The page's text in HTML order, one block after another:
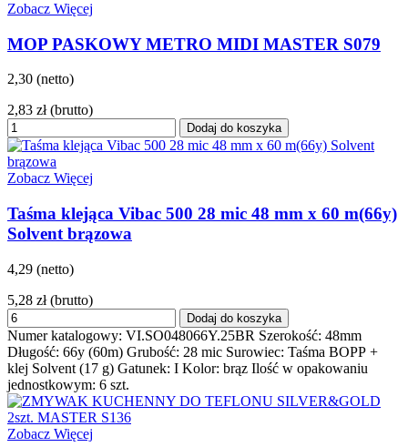
Zobacz Więcej
MOP PASKOWY METRO MIDI MASTER S079
2,30 (netto)
2,83 zł (brutto)
Dodaj do koszyka
Zobacz Więcej
Taśma klejąca Vibac 500 28 mic 48 mm x 60 m(66y)
Solvent brązowa
4,29 (netto)
5,28 zł (brutto)
Dodaj do koszyka
Numer katalogowy: VI.SO048066Y.25BR Szerokość: 48mm
Długość: 66y (60m) Grubość: 28 mic Surowiec: Taśma BOPP +
klej Solvent (17 g) Gatunek: I Kolor: brąz Ilość w opakowaniu
jednostkowym: 6 szt.
Zobacz Więcej